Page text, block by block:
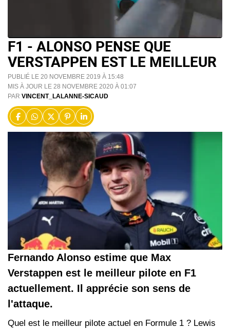
F1 - ALONSO PENSE QUE
VERSTAPPEN EST LE MEILLEUR
PUBLIÉ LE 20 NOVEMBRE 2019 À 15:48
MIS À JOUR LE 28 NOVEMBRE 2020 À 01:07
PAR VINCENT_LALANNE-SICAUD
Fernando Alonso estime que Max
Verstappen est le meilleur pilote en F1
actuellement. Il apprécie son sens de
l'attaque.
Quel est le meilleur pilote actuel en Formule 1 ? Lewis